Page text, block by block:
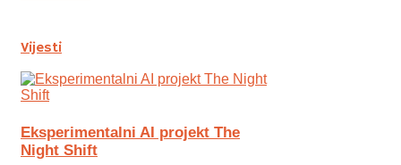
Vijesti
Eksperimentalni AI projekt The
Night Shift